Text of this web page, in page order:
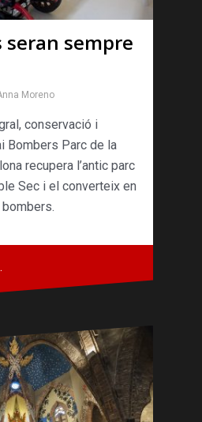
seran sempre
Moreno
conservació i
Bombers Parc de la
recupera l’antic parc
Sec i el converteix en